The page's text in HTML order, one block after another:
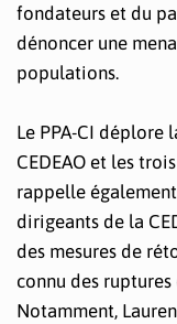
fondateurs et du
dénoncer une
populations.
Le PPA-CI déplore
CEDEAO et les
rappelle
dirigeants de la
des mesures de
connu des
Notamment,